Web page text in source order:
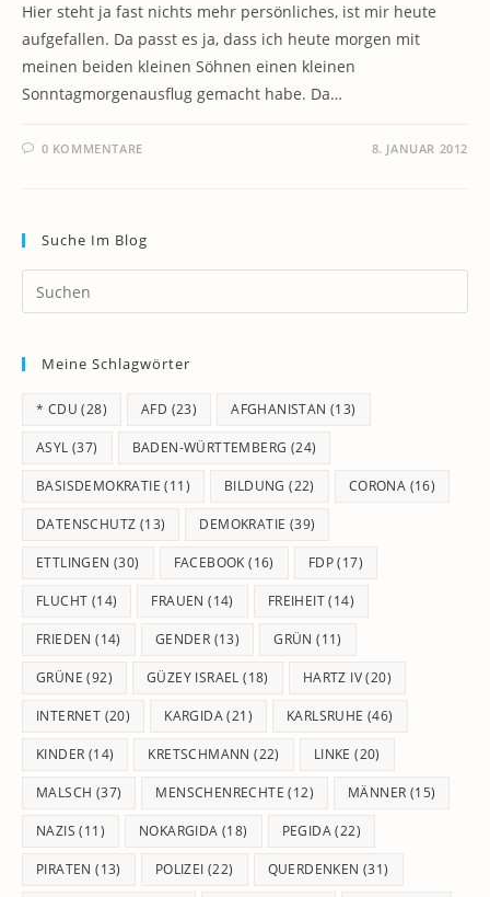
Hier steht ja fast nichts mehr persönliches, ist mir heute
aufgefallen. Da passt es ja, dass ich heute morgen mit
meinen beiden kleinen Söhnen einen kleinen
Sonntagmorgenausflug gemacht habe. Da…
0 KOMMENTARE 8. JANUAR 2012
Suche Im Blog
Meine Schlagwörter
* CDU (28) AFD (23) AFGHANISTAN (13)
ASYL (37) BADEN-WÜRTTEMBERG (24)
BASISDEMOKRATIE (11) BILDUNG (22) CORONA (16)
DATENSCHUTZ (13) DEMOKRATIE (39)
ETTLINGEN (30) FACEBOOK (16) FDP(17)
FLUCHT (14) FRAUEN (14) FREIHEIT(14)
FRIEDEN (14) GENDER (13) GRÜN (11)
GRÜNE (92) GÜZEY ISRAEL (18) HARTZ IV(20)
INTERNET (20) KARGIDA(21) KARLSRUHE (46)
KINDER (14) KRETSCHMANN (22) LINKE (20)
MALSCH (37) MENSCHENRECHTE (12) MÄNNER (15)
NAZIS (11) NOKARGIDA (18) PEGIDA(22)
PIRATEN (13) POLIZEI (22) QUERDENKEN (31)